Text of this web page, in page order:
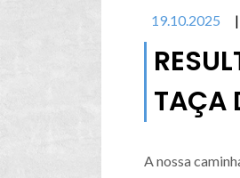
19.10.2025 |
TAÇA
A nossa